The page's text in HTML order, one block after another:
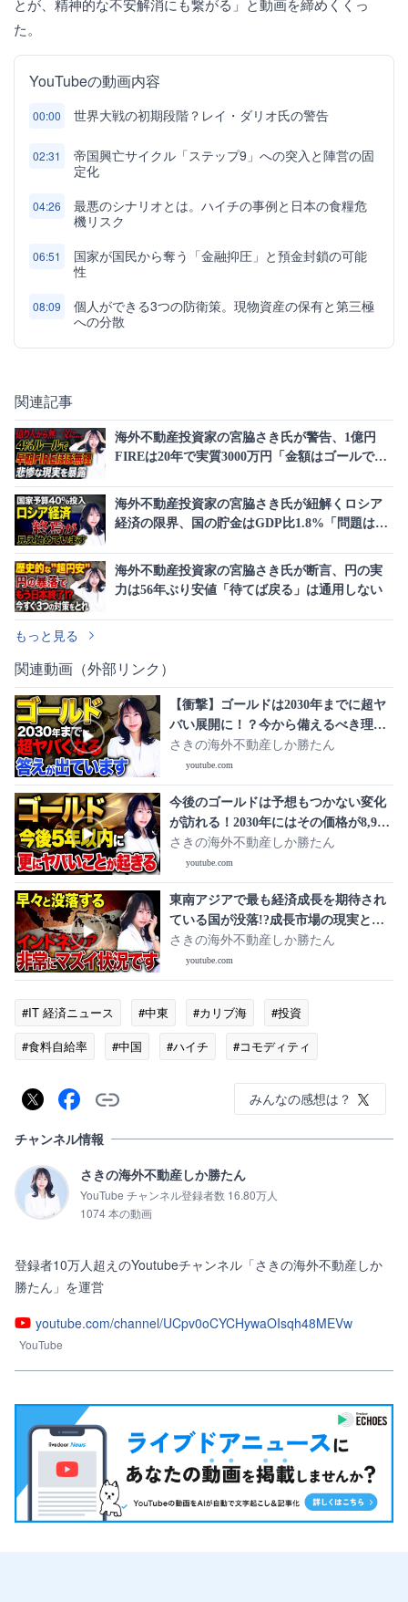
とが、精神的な不安解消にも繋がる」と動画を締めくくっ
た。
YouTubeの動画内容
00:00 世界大戦の初期段階？レイ・ダリオ氏の警告
02:31
帝国興亡サイクル「ステップ9」への突入と陣営の固
定化
04:26
最悪のシナリオとは。ハイチの事例と日本の食糧危
機リスク
06:51
国家が国民から奪う「金融抑圧」と預金封鎖の可能
性
08:09
個人ができる3つの防衛策。現物資産の保有と第三極
への分散
関連記事
海外不動産投資家の宮脇さき氏が警告、1億円
FIREは20年で実質3000万円「金額はゴールでは
海外不動産投資家の宮脇さき氏が紐解くロシア
経済の限界、国の貯金はGDP比1.8%「問題はお
海外不動産投資家の宮脇さき氏が断言、円の実
力は56年ぶり安値「待てば戻る」は通用しない
もっと見る
関連動画（外部リンク）
【衝撃】ゴールドは2030年までに超ヤ
バい展開に！？今から備えるべき理由
について解説します！
さきの海外不動産しか勝たん
youtube.com
今後のゴールドは予想もつかない変化
が訪れる！2030年にはその価格が8,900
ドルまで跳ね上がる！？
さきの海外不動産しか勝たん
youtube.com
東南アジアで最も経済成長を期待され
ている国が没落!?成長市場の現実と魅
力を暴露します！
さきの海外不動産しか勝たん
youtube.com
#IT 経済ニュース #中東 #カリブ海
#投資
#食料自給率
#中国 #ハイチ
#コモディティ
みんなの感想は？
チャンネル情報
さきの海外不動産しか勝たん
YouTube チャンネル登録者数 16.80万人
1074 本の動画
登録者10万人超えのYoutubeチャンネル「さきの海外不動産しか
勝たん」を運営
youtube.com/channel/UCpv0oCYCHywaOIsqh48MEVw
YouTube